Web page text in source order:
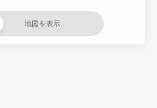
地図を表示